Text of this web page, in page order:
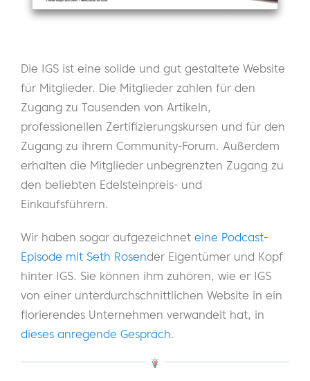
Die IGS ist eine solide und gut gestaltete Website
für Mitglieder. Die Mitglieder zahlen für den
Zugang zu Tausenden von Artikeln,
professionellen Zertifizierungskursen und für den
Zugang zu ihrem Community-Forum. Außerdem
erhalten die Mitglieder unbegrenzten Zugang zu
den beliebten Edelsteinpreis- und
Einkaufsführern.
Wir haben sogar aufgezeichnet eine Podcast-
Episode mit Seth Rosender Eigentümer und Kopf
hinter IGS. Sie können ihm zuhören, wie er IGS
von einer unterdurchschnittlichen Website in ein
florierendes Unternehmen verwandelt hat, in
dieses anregende Gespräch.